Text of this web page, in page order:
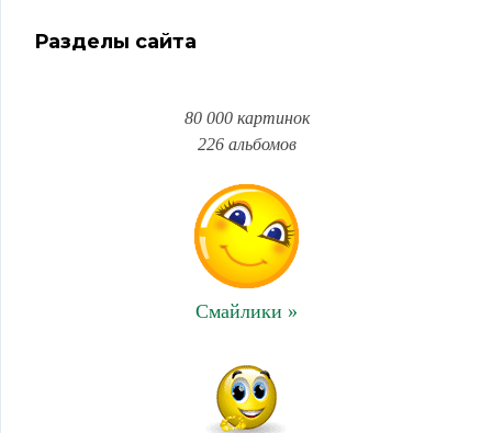
Разделы сайта
80 000 картинок
226 альбомов
Смайлики »